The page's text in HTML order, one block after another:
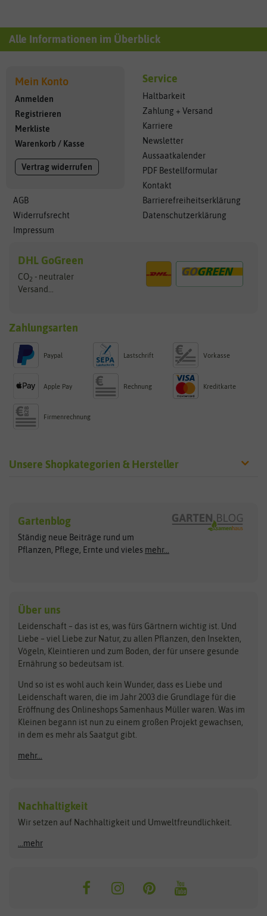
Alle Informationen im Überblick
Mein Konto
Anmelden
Registrieren
Merkliste
Warenkorb / Kasse
Vertrag widerrufen
AGB
Widerrufsrecht
Impressum
Service
Haltbarkeit
Zahlung + Versand
Karriere
Newsletter
Aussaatkalender
PDF Bestellformular
Kontakt
Barrierefreiheitserklärung
Datenschutzerklärung
DHL GoGreen
CO2 - neutraler
Versand...
Zahlungsarten
Paypal Lastschrift Vorkasse
Apple Pay Rechnung Kreditkarte
Firmenrechnung
Unsere Shopkategorien & Hersteller
Exotische Samen
Gemüsesamen
Gründünger
Kräutersamen
Obstsamen
Pilzbrut
Rasensamen
Steckzwiebeln
Zimmer & Kübelpflanzen
Kataloge
Schnäppchen
Anzucht & Gartenzubehör
Anzuchtschalen
Heizmatte & Heizkabel
Kokos-Quelltabletten
Zimmergewächshaus
Arche Noah
ASB Greenworld
Benary
Bingenheimer Saatgut
BioBalu
Bionana
BIOWOL
Blumicorn
Bûten Birds
Carl Pabst
Clever Pots
COMPO
Dürr-Samen
elho
Feldsaaten Freudenberger
Fertil
Flora Elite
Florissa
Flortis
Franchi Sementi
Hortitops
JUB Holland
Gartenblog
Ständig neue Beiträge rund um
Pflanzen, Pflege, Ernte und vieles mehr...
Über uns
Leidenschaft – das ist es, was fürs Gärtnern wichtig ist. Und
Liebe – viel Liebe zur Natur, zu allen Pflanzen, den Insekten,
Vögeln, Kleintieren und zum Boden, der für unsere gesunde
Ernährung so bedeutsam ist.
Und so ist es wohl auch kein Wunder, dass es Liebe und
Leidenschaft waren, die im Jahr 2003 die Grundlage für die
Eröffnung des Onlineshops Samenhaus Müller waren. Was im
Kleinen begann ist nun zu einem großen Projekt gewachsen,
in dem es mehr als Saatgut gibt.
mehr...
Nachhaltigkeit
Wir setzen auf Nachhaltigkeit und Umweltfreundlichkeit.
...mehr